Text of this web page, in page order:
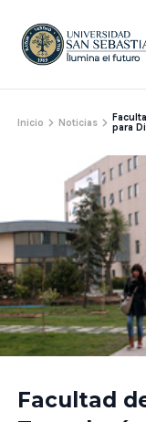
Inicio Noticias
para
Facultad